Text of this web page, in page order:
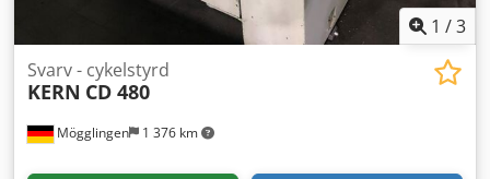
kontaktmöjligheter, besök vår hemsida.
1 /3
Mögglingen 1 376 km
Svarv - cykelstyrd
KERN CD 480